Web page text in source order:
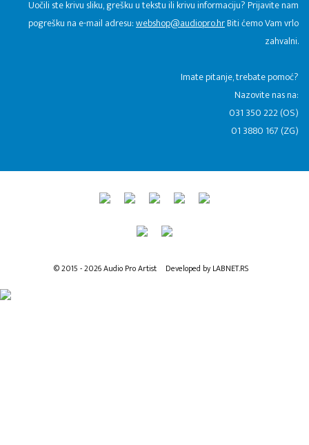
Uočili ste krivu sliku, grešku u tekstu ili krivu informaciju? Prijavite nam
pogrešku na e-mail adresu:webshop@audiopro.hrBiti ćemo Vam vrlo
zahvalni.
​Imate pitanje, trebate pomoć?
Nazovite nas na:
031 350 222 (OS)
01 3880 167 (ZG)
© 2015 - 2026 Audio Pro Artist Developed by LABNET.RS